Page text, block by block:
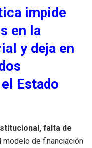
impide
en la
y deja en
Estado
falta de
modelo de financiación